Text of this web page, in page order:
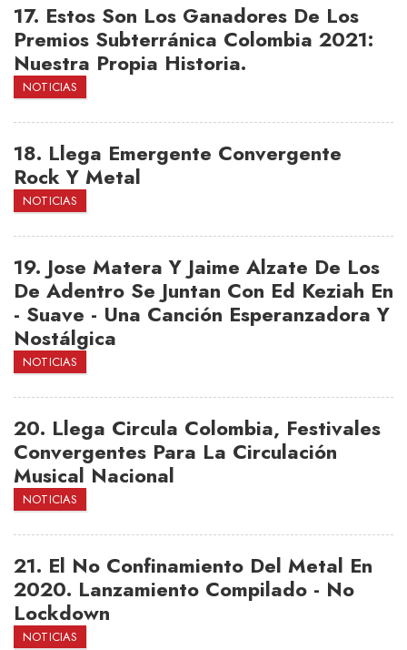
17. Estos Son Los Ganadores De Los
Premios Subterránica Colombia 2021:
Nuestra Propia Historia.
NOTICIAS
18. Llega Emergente Convergente
Rock Y Metal
NOTICIAS
19. Jose Matera Y Jaime Alzate De Los
De Adentro Se Juntan Con Ed Keziah En
- Suave - Una Canción Esperanzadora Y
Nostálgica
NOTICIAS
20. Llega Circula Colombia, Festivales
Convergentes Para La Circulación
Musical Nacional
NOTICIAS
21. El No Confinamiento Del Metal En
2020. Lanzamiento Compilado - No
Lockdown
NOTICIAS